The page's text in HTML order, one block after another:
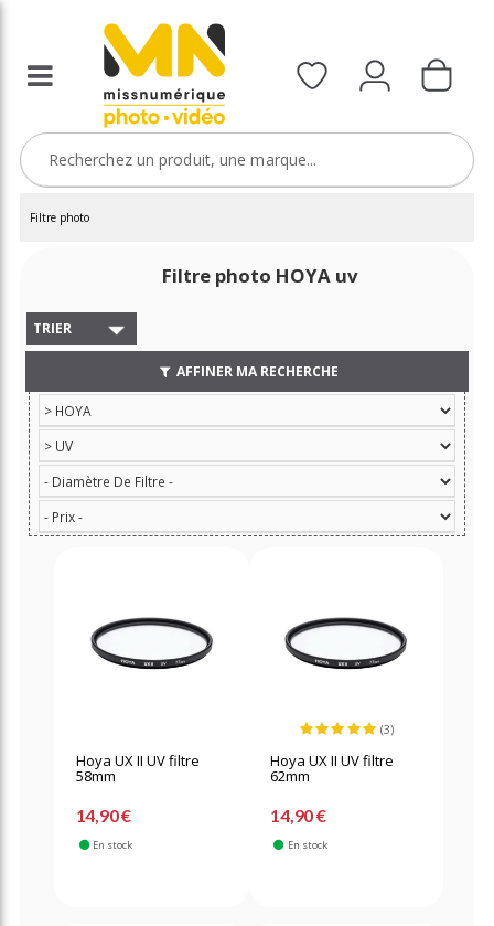
Filtre photo
Filtre photo HOYA uv
TRIER
AFFINER MA RECHERCHE
Hoya UX II UV filtre
58mm
14,90 €
En stock
(3)
Hoya UX II UV filtre
62mm
14,90 €
En stock